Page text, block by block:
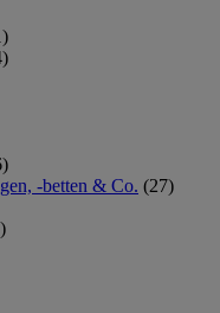
-betten & Co. (27)